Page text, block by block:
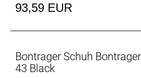
93,59 EUR
Bontrager Schuh
43 Black